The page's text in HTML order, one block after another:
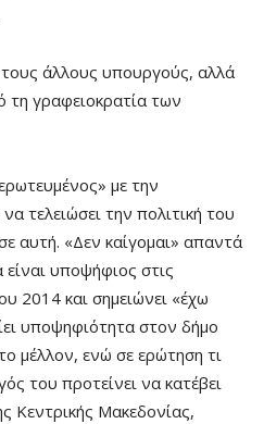
άλλους υπουργούς, αλλά
γραφειοκρατία των
με την
τελειώσει την πολιτική του
αυτή. «Δεν καίγομαι» απαντά
υποψήφιος στις
2014 και σημειώνει «έχω
υποψηφιότητα στον δήμο
μέλλον, ενώ σε ερώτηση τι
του προτείνει να κατέβει
Κεντρικής Μακεδονίας,